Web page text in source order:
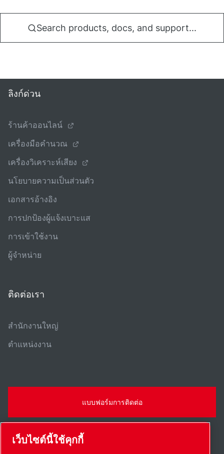
Search products, docs, and support...
ลิงก์ด่วน
ร้านค้าออนไลน์
เครื่องมือคํานวณ
เครื่องวิเคราะห์เสียง
นโยบายความเป็นส่วนตัว
เอกสารอ้างอิง
การปกป้องผู้แจ้งเบาะแส
การเข้าใช้งาน
ผู้จําหน่าย
ติดต่อเรา
สํานักงานใหญ่
ตําแหน่งงาน
แบบฟอร์มการติดต่อ
เว็บไซต์นี้ใช้คุกกี้